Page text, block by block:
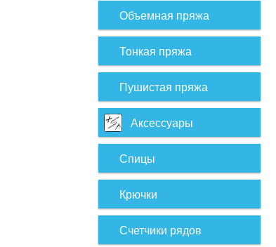
Объемная пряжа
Тонкая пряжа
Пушистая пряжа
Аксессуары
Спицы
Крючки
Счетчики рядов